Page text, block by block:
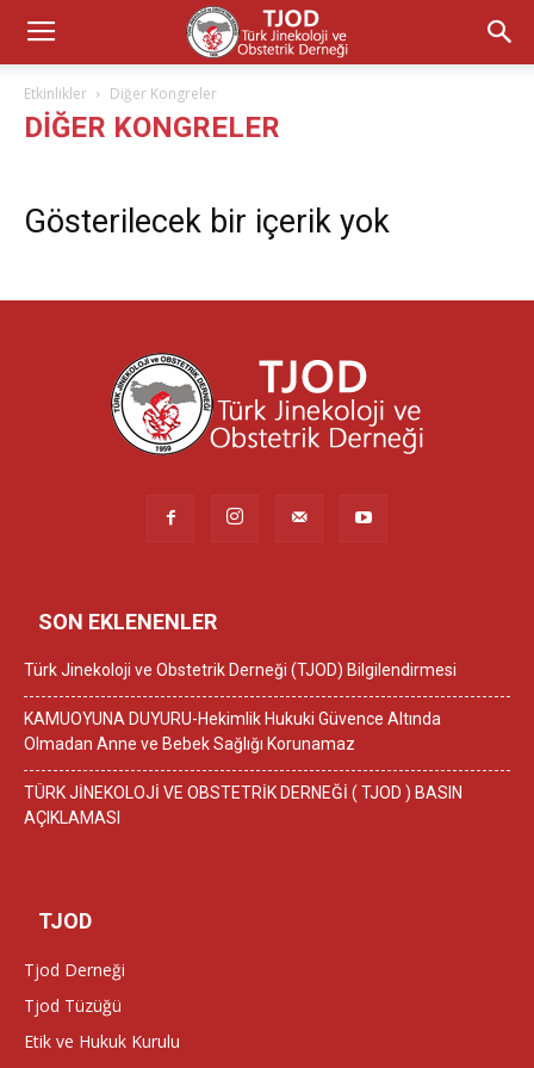
Etkinlikler Diğer Kongreler
DIĞER KONGRELER
Gösterilecek bir içerik yok
SON EKLENENLER
Türk Jinekoloji ve Obstetrik Derneği (TJOD) Bilgilendirmesi
KAMUOYUNA DUYURU-Hekimlik Hukuki Güvence Altında
Olmadan Anne ve Bebek Sağlığı Korunamaz
TÜRK JİNEKOLOJİ VE OBSTETRİK DERNEĞİ ( TJOD ) BASIN
AÇIKLAMASI
TJOD
Tjod Derneği
Tjod Tüzüğü
Etik ve Hukuk Kurulu